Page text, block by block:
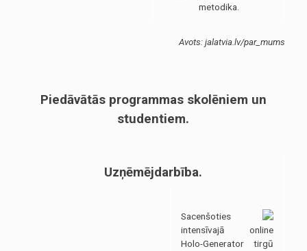
metodika.
Avots: jalatvia.lv/par_mums
Piedāvātās programmas skolēniem un
studentiem.
Uzņēmējdarbība.
Sacenšoties
intensīvajā online
Holo-Generator tirgū